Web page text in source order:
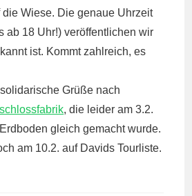
Wiese. Die genaue Uhrzeit
ab 18 Uhr!) veröffentlichen wir
ist. Kommt zahlreich, es
Grüße nach
, die leider am 3.2.
gleich gemacht wurde.
am 10.2. auf Davids Tourliste.